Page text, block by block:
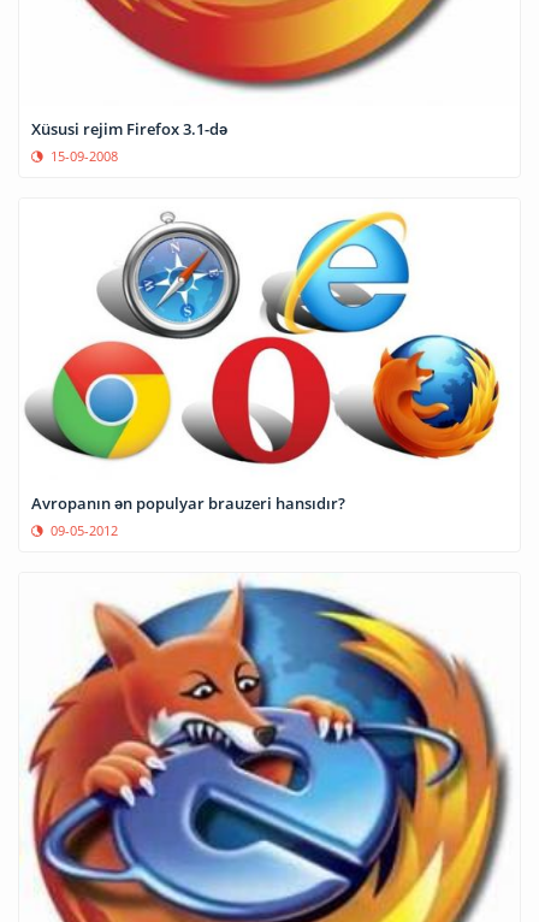
Xüsusi rejim Firefox 3.1-də
15-09-2008
Avropanın ən populyar brauzeri hansıdır?
09-05-2012